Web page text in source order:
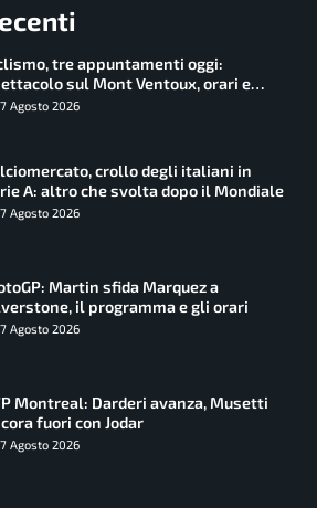
tre appuntamenti oggi:
sul Mont Ventoux, orari e
vederli
7 Agosto 2026
crollo degli italiani in
A: altro che svolta dopo il Mondiale
7 Agosto 2026
Martin sfida Marquez a
il programma e gli orari
7 Agosto 2026
Montreal: Darderi avanza, Musetti
fuori con Jodar
7 Agosto 2026